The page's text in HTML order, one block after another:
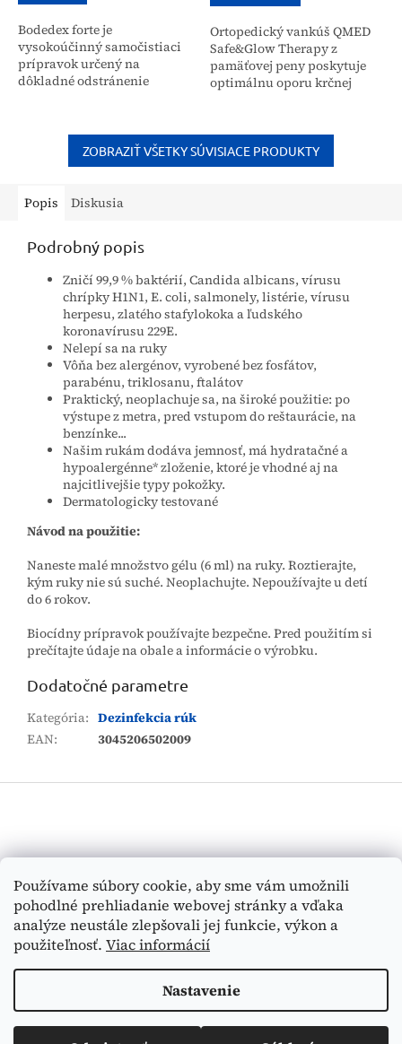
Používame súbory cookie, aby sme vám umožnili
pohodlné prehliadanie webovej stránky a vďaka
analýze neustále zlepšovali jej funkcie, výkon a
použiteľnosť. Viac informácií
Nastavenie
Bodedex forte je
vysokoúčinný samočistiaci
prípravok určený na
dôkladné odstránenie
lekárskych nástrojov. Je
vhodný na...
Ortopedický vankúš QMED
Safe&Glow Therapy z
pamäťovej peny poskytuje
optimálnu oporu krčnej
zlepšenie kvality spánku,...
ZOBRAZIŤ VŠETKY SÚVISIACE PRODUKTY
Popis Diskusia
Podrobný popis
Zničí 99,9 % baktérií, Candida albicans, vírusu
chrípky H1N1, E. coli, salmonely, listérie, vírusu
herpesu, zlatého stafylokoka a ľudského
koronavírusu 229E.
Nelepí sa na ruky
Vôňa bez alergénov, vyrobené bez fosfátov,
parabénu, triklosanu, ftalátov
Praktický, neoplachuje sa, na široké použitie: po
výstupe z metra, pred vstupom do reštaurácie, na
benzínke...
Našim rukám dodáva jemnosť, má hydratačné a
hypoalergénne* zloženie, ktoré je vhodné aj na
najcitlivejšie typy pokožky.
Dermatologicky testované
Návod na použitie:
Naneste malé množstvo gélu (6 ml) na ruky. Roztierajte,
kým ruky nie sú suché. Neoplachujte. Nepoužívajte u detí
do 6 rokov.
Biocídny prípravok používajte bezpečne. Pred použitím si
prečítajte údaje na obale a informácie o výrobku.
Dodatočné parametre
Kategória: Dezinfekcia rúk
EAN: 3045206502009
ä
HĽADAŤ
Vytvoril Shoptet